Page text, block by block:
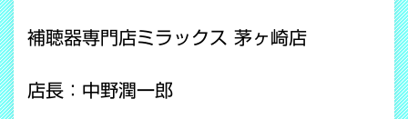
補聴器専門店ミラックス 茅ヶ崎店
店長：中野潤一郎